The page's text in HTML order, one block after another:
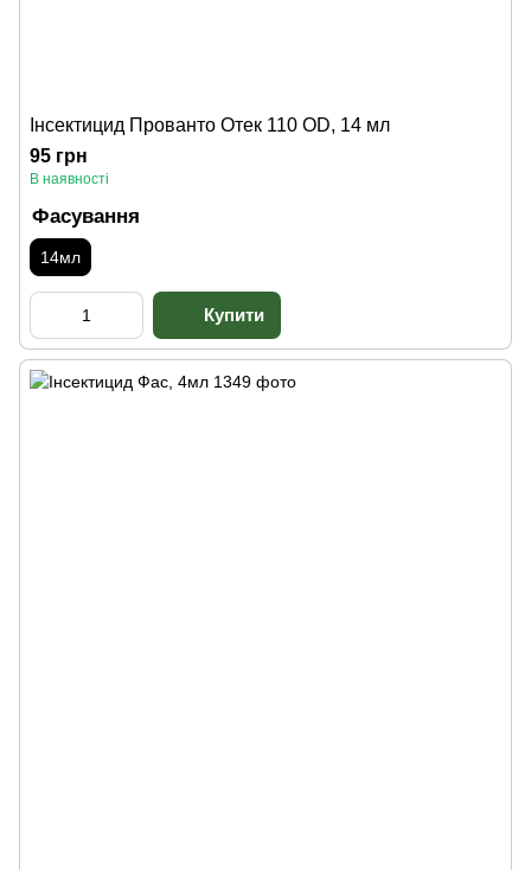
Інсектицид Прованто Отек 110 OD, 14 мл
95 грн
В наявності
Фасування
14мл